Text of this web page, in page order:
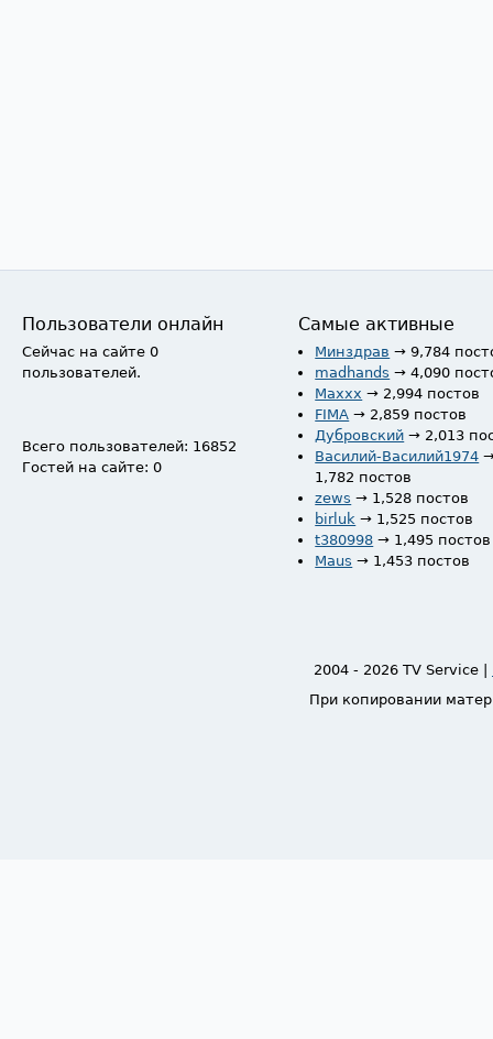
Пользователи онлайн
Сейчас на сайте 0
пользователей.
Всего пользователей: 16852
Гостей на сайте: 0
Самые активные
Минздрав → 9,784
madhands → 4,090
Maxxx → 2,994 постов
FIMA → 2,859 постов
Дубровский → 2,013
Василий-Василий1974
1,782 постов
zews → 1,528 постов
birluk → 1,525 постов
t380998 → 1,495 постов
Maus → 1,453 постов
2004 - 2026 TV Service |
При копировании